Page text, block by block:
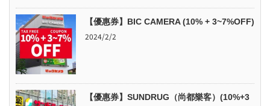
【優惠券】BIC CAMERA (10% + 3~7%OFF)
2024/2/2
【優惠券】SUNDRUG（尚都樂客）(10%+3